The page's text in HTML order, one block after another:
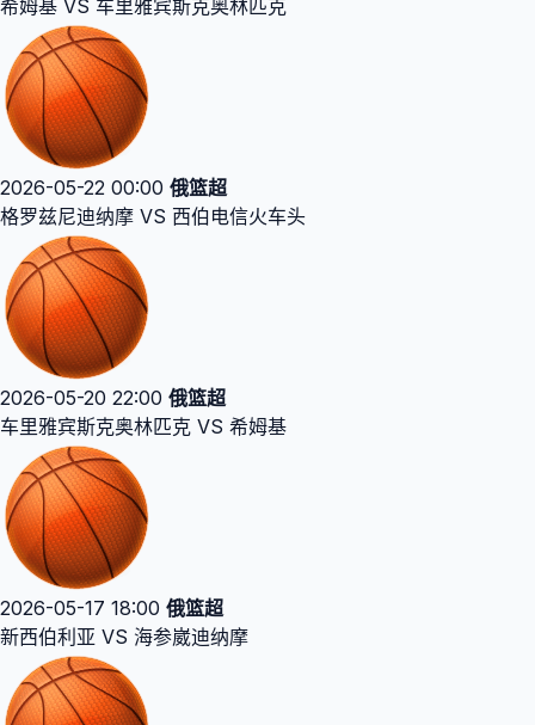
希姆基 VS 车里雅宾斯克奥林匹克
2026-05-22 00:00 俄篮超
格罗兹尼迪纳摩 VS 西伯电信火车头
2026-05-20 22:00 俄篮超
车里雅宾斯克奥林匹克 VS 希姆基
2026-05-17 18:00 俄篮超
新西伯利亚 VS 海参崴迪纳摩